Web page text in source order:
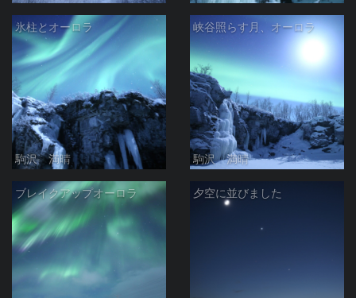
氷柱とオーロラ
駒沢 満晴
峡谷照らす月、オーロラ
駒沢 満晴
ブレイクアップオーロラ 夕空に並びました